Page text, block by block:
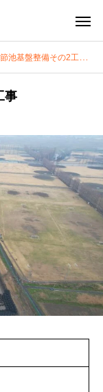
池基盤整備その2工事
事